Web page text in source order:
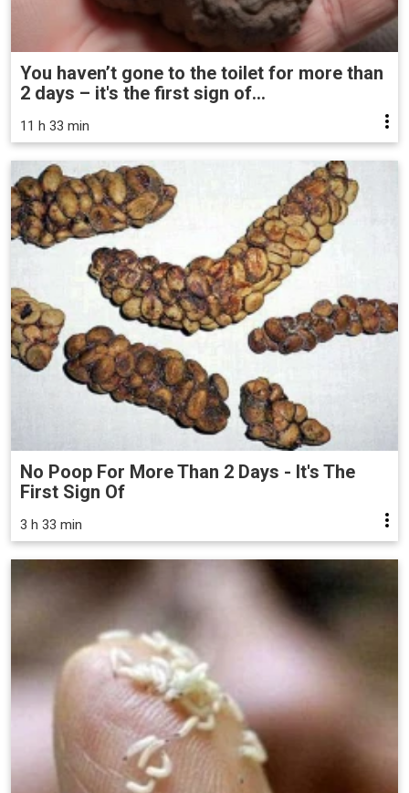
You haven’t gone to the toilet for more than
2 days – it's the first sign of...
11 h 33 min
No Poop For More Than 2 Days - It's The
First Sign Of
3 h 33 min